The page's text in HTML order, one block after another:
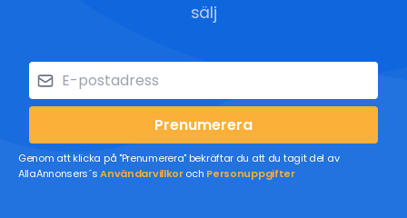
sälj
Prenumerera
Genom att klicka på "Prenumerera" bekräftar du att du tagit del av
AllaAnnonsers´sAnvändarvillkoroch Personuppgifter